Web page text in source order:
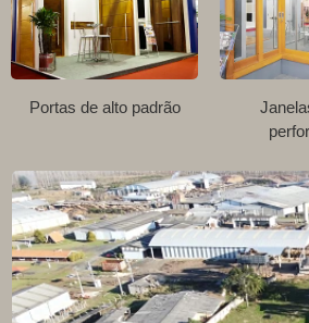
Portas de alto padrão